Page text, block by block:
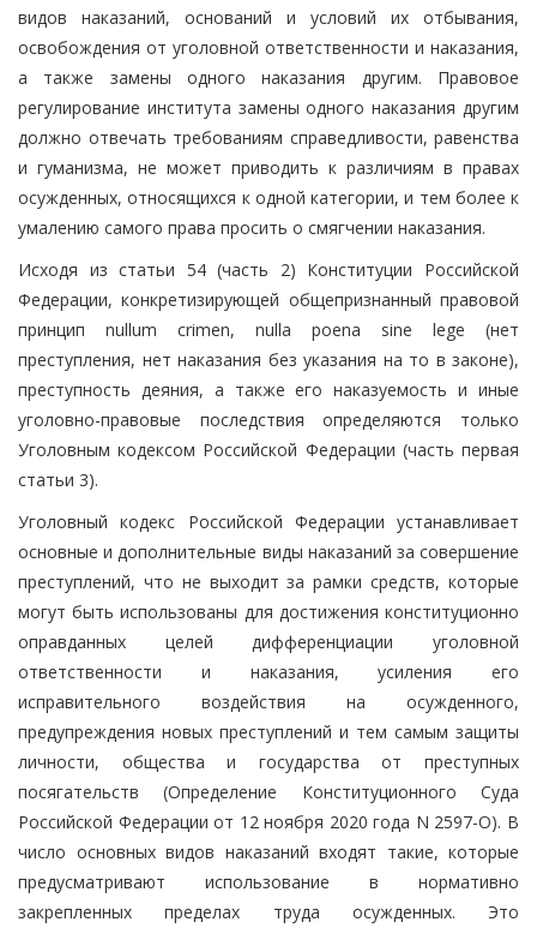
видов наказаний, оснований и условий их отбывания,
освобождения от уголовной ответственности и наказания,
а также замены одного наказания другим. Правовое
регулирование института замены одного наказания другим
должно отвечать требованиям справедливости, равенства
и гуманизма, не может приводить к различиям в правах
осужденных, относящихся к одной категории, и тем более к
умалению самого права просить о смягчении наказания.
Исходя из статьи 54 (часть 2) Конституции Российской
Федерации, конкретизирующей общепризнанный правовой
принцип nullum crimen, nulla poena sine lege (нет
преступления, нет наказания без указания на то в законе),
преступность деяния, а также его наказуемость и иные
уголовно-правовые последствия определяются только
Уголовным кодексом Российской Федерации (часть первая
статьи 3).
Уголовный кодекс Российской Федерации устанавливает
основные и дополнительные виды наказаний за совершение
преступлений, что не выходит за рамки средств, которые
могут быть использованы для достижения конституционно
оправданных целей дифференциации уголовной
ответственности и наказания, усиления его
исправительного воздействия на осужденного,
предупреждения новых преступлений и тем самым защиты
личности, общества и государства от преступных
посягательств (Определение Конституционного Суда
Российской Федерации от 12 ноября 2020 года N 2597-О). В
число основных видов наказаний входят такие, которые
предусматривают использование в нормативно
закрепленных пределах труда осужденных. Это